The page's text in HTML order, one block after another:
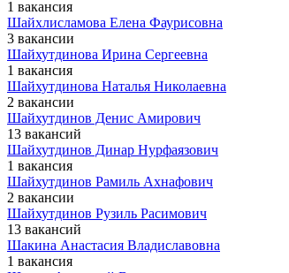
1 вакансия
Шайхлисламова Елена Фаурисовна
3 вакансии
Шайхутдинова Ирина Сергеевна
1 вакансия
Шайхутдинова Наталья Николаевна
2 вакансии
Шайхутдинов Денис Амирович
13 вакансий
Шайхутдинов Динар Нурфаязович
1 вакансия
Шайхутдинов Рамиль Ахнафович
2 вакансии
Шайхутдинов Рузиль Расимович
13 вакансий
Шакина Анастасия Владиславовна
1 вакансия